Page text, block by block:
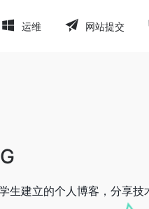
运维 网站提交
生建立的个人博客，分享技